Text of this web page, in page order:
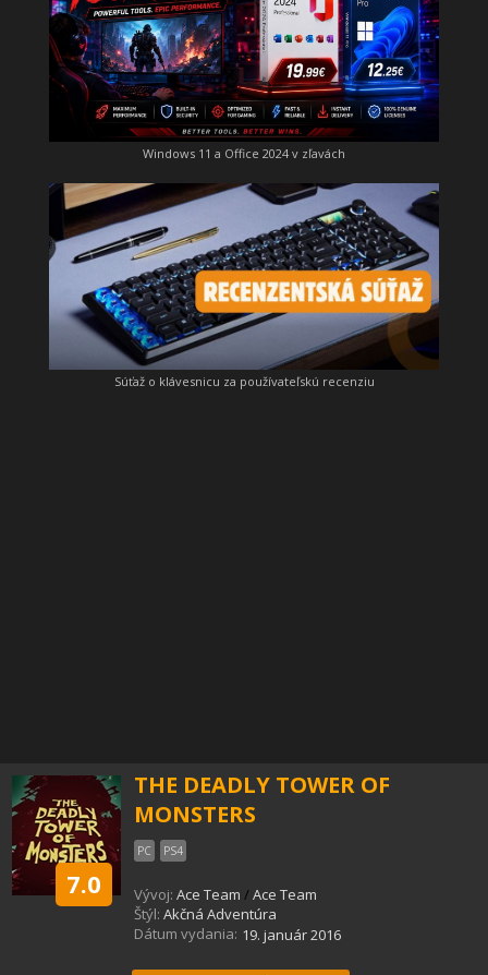
Windows 11 a Office 2024 v zľavách
Súťaž o klávesnicu za používateľskú recenziu
7.0
THE DEADLY TOWER OF
MONSTERS
PC PS4
Vývoj: Ace Team / Ace Team
Štýl: Akčná Adventúra
Dátum vydania: 19. január 2016